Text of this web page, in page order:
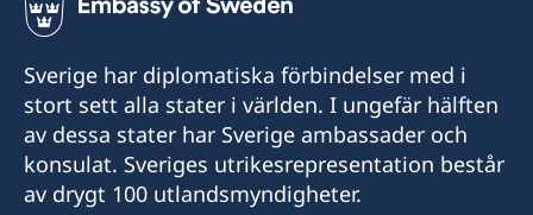
Sverige har diplomatiska förbindelser med i
stort sett alla stater i världen. I ungefär hälften
av dessa stater har Sverige ambassader och
konsulat. Sveriges utrikesrepresentation består
av drygt 100 utlandsmyndigheter.